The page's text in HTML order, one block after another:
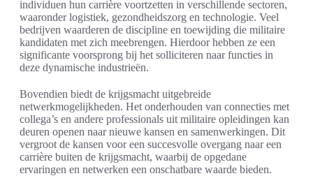
individuen hun carrière voortzetten in verschillende sectoren,
waaronder logistiek, gezondheidszorg en technologie. Veel
bedrijven waarderen de discipline en toewijding die militaire
kandidaten met zich meebrengen. Hierdoor hebben ze een
significante voorsprong bij het solliciteren naar functies in
deze dynamische industrieën.
Bovendien biedt de krijgsmacht uitgebreide
netwerkmogelijkheden. Het onderhouden van connecties met
collega’s en andere professionals uit militaire opleidingen kan
deuren openen naar nieuwe kansen en samenwerkingen. Dit
vergroot de kansen voor een succesvolle overgang naar een
carrière buiten de krijgsmacht, waarbij de opgedane
ervaringen en netwerken een onschatbare waarde bieden.